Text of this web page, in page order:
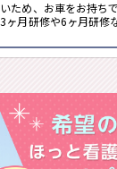
ため、お車をお持ち
ヶ月研修や6ヶ月研修